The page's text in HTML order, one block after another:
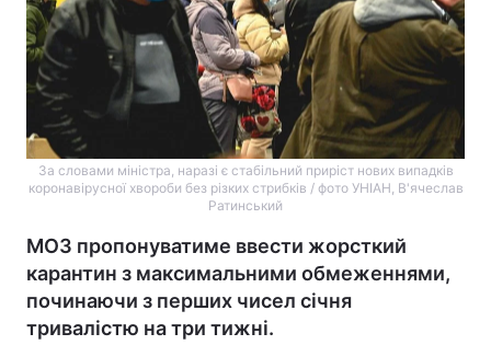
За словами міністра, наразі є стабільний приріст нових випадків
коронавірусної хвороби без різких стрибків / фото УНІАН, В'ячеслав
Ратинський
МОЗ пропонуватиме ввести жорсткий
карантин з максимальними обмеженнями,
починаючи з перших чисел січня
тривалістю на три тижні.